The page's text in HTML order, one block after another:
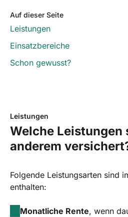
Auf dieser Seite
Leistungen
Einsatzbereiche
Schon gewusst?
Leistungen
Welche Leistungen
anderem
Folgende Leistungsarten sind
enthalten:
Monatliche Rente, wenn